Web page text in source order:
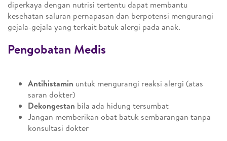
diperkaya dengan nutrisi tertentu dapat membantu
kesehatan saluran pernapasan dan berpotensi mengurangi
gejala-gejala yang terkait batuk alergi pada anak.
Pengobatan Medis
Antihistamin untuk mengurangi reaksi alergi (atas
saran dokter)
Dekongestan bila ada hidung tersumbat
Jangan memberikan obat batuk sembarangan tanpa
konsultasi dokter